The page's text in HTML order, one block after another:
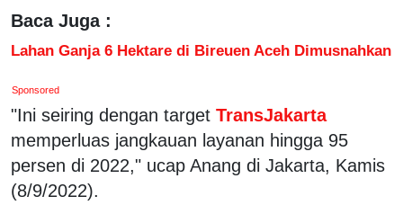
Baca Juga :
Lahan Ganja 6 Hektare di Bireuen Aceh Dimusnahkan
Sponsored
"Ini seiring dengan target TransJakarta
memperluas jangkauan layanan hingga 95
persen di 2022," ucap Anang di Jakarta, Kamis
(8/9/2022).